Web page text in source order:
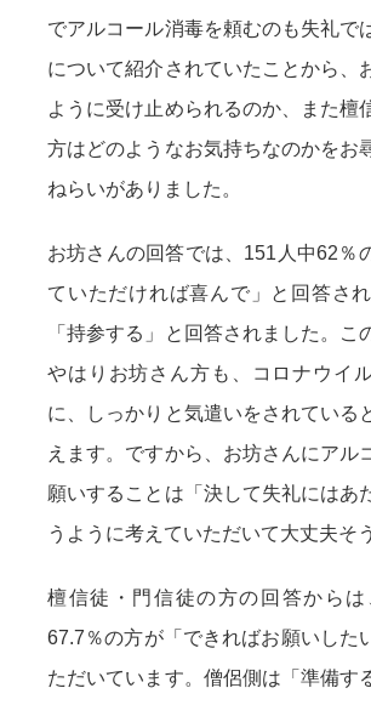
でアルコール消毒を頼むのも失礼で
について紹介されていたことから、
ように受け止められるのか、また檀
方はどのようなお気持ちなのかをお
ねらいがありました。
お坊さんの回答では、151人中62％
ていただければ喜んで」と回答さ
「持参する」と回答されました。こ
やはりお坊さん方も、コロナウイ
に、しっかりと気遣いをされている
えます。ですから、お坊さんにアル
願いすることは「決して失礼にはあ
うように考えていただいて大丈夫そ
檀信徒・門信徒の方の回答からは
67.7％の方が「できればお願いした
ただいています。僧侶側は「準備す